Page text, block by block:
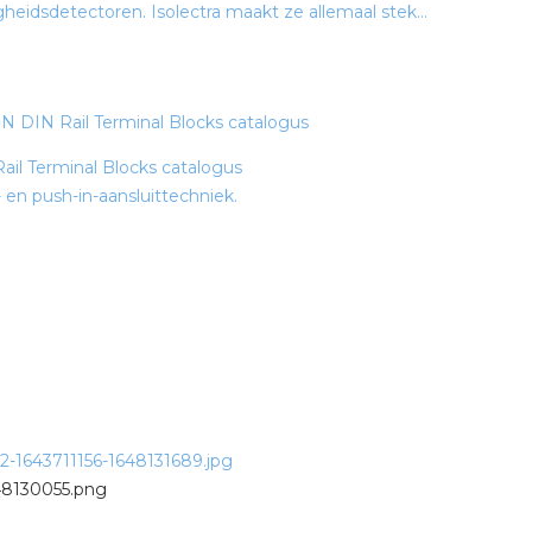
Isolectra maakt ze allemaal stek...
Terminal Blocks catalogus
push-in-aansluittechniek.